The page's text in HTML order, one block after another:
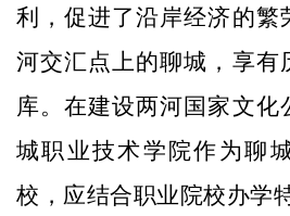
利，促进了沿岸经济的繁
河交汇点上的聊城，享有
库。在建设两河国家文化
城职业技术学院作为聊
校，应结合职业院校办学